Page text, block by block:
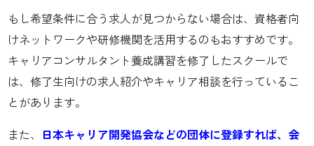
もし希望条件に合う求人が見つからない場合は、資格者向
けネットワークや研修機関を活用するのもおすすめです。
キャリアコンサルタント養成講習を修了したスクールで
は、修了生向けの求人紹介やキャリア相談を行っているこ
とがあります。
また、
日本キャリア開発協会などの団体に登録すれば、会